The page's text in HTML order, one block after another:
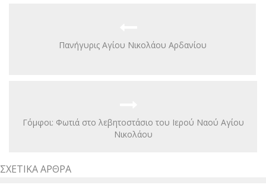
Πανήγυρις Αγίου Νικολάου Αρδανίου
Γόμφοι: Φωτιά στο λεβητοστάσιο του Ιερού Ναού Αγίου
Νικολάου
ΣΧΕΤΙΚΆ ΆΡΘΡΑ